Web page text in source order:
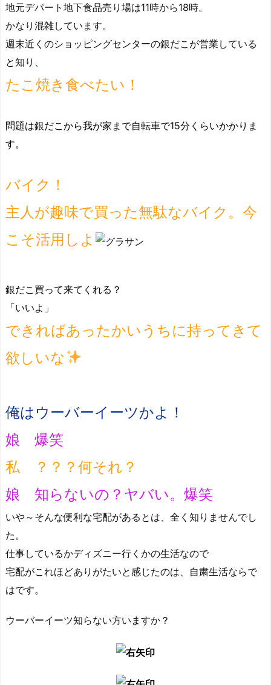
地元デパート地下食品売り場は11時から18時。
かなり混雑しています。
週末近くのショッピングセンターの銀だこが営業している
と知り、
たこ焼き食べたい！
問題は銀だこから我が家まで自転車で15分くらいかかりま
す。
バイク！
主人が趣味で買った無駄なバイク。今
こそ活用しよ
銀だこ買って来てくれる？
「いいよ」
できればあったかいうちに持ってきて
欲しいな
俺はウーバーイーツかよ！
娘 爆笑
私 ？？？何それ？
娘 知らないの？ヤバい。爆笑
いや～そんな便利な宅配があるとは、全く知りませんでし
た。
仕事しているかディズニー行くかの生活なので
宅配がこれほどありがたいと感じたのは、自粛生活ならで
はです。
ウーバーイーツ知らない方いますか？